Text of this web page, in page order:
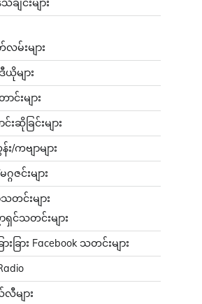
ျင်းများ
မ်းများ
များ
င်းများ
းဆိုခြင်းများ
/ကဗျာများ
ဂဇင်းများ
တင်းများ
င်သတင်းများ
းခြား Facebook သတင်းများ
များ